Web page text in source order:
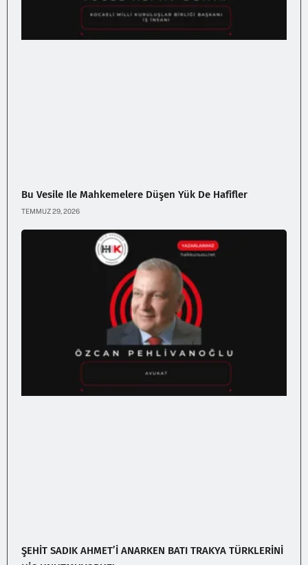
Bu Vesile Ile Mahkemelere Düşen Yük De Hafifler
TEMMUZ 29, 2026
ŞEHİT SADIK AHMET’İ ANARKEN BATI TRAKYA TÜRKLERİNİ